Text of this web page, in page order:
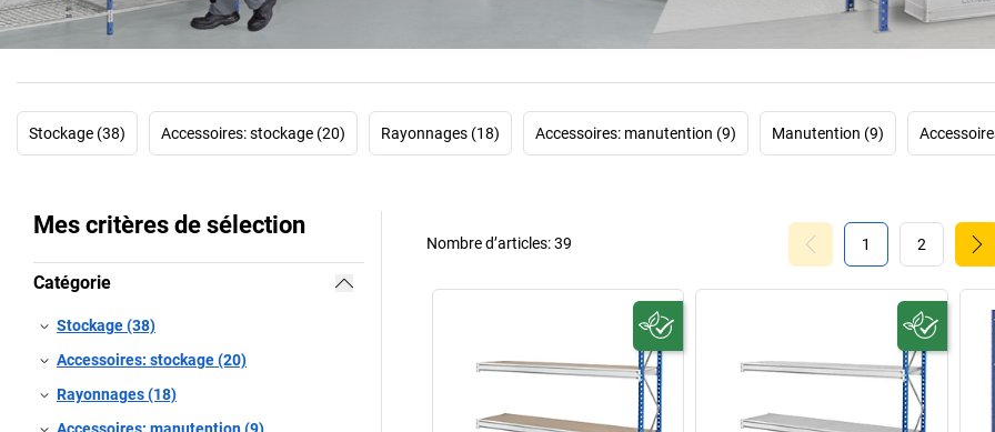
Stockage (38) Accessoires: stockage (20) Rayonnages (18) Accessoires: manutention (9) Manutention (9)
Mes critères de sélection
Catégorie
Stockage (38)
Accessoires: stockage (20)
Rayonnages (18)
Accessoires: manutention (9)
1 2
Nombre d’articles:39